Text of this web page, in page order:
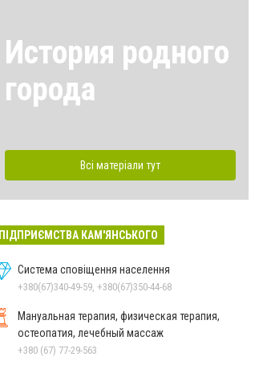
История родного
города
Всі матеріали тут
ПІДПРИЄМСТВА КАМ'ЯНСЬКОГО
Система сповіщення населення
+380(67)340-49-59, +380(67)350-44-68
Мануальная терапия, физическая терапия,
остеопатия, лечебный массаж
+380 (67) 77-29-563